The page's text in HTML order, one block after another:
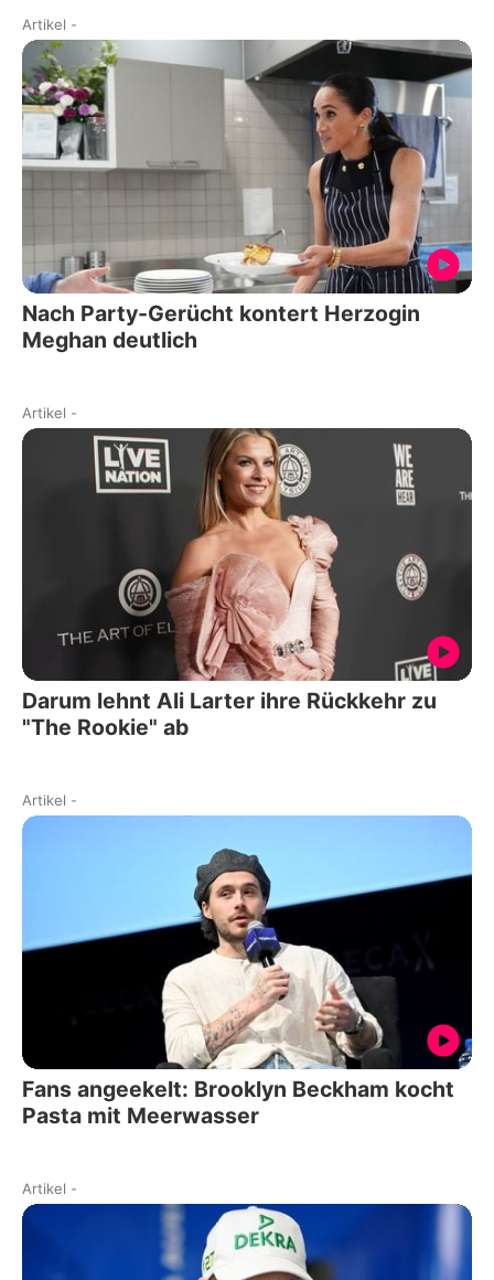
Artikel -
Nach Party-Gerücht kontert Herzogin
Meghan deutlich
Artikel -
Darum lehnt Ali Larter ihre Rückkehr zu
"The Rookie" ab
Artikel -
Fans angeekelt: Brooklyn Beckham kocht
Pasta mit Meerwasser
Artikel -